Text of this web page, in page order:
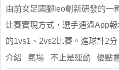
由前女足國腳leo創新研發的一
比賽實現方式，選手通過App
的1vs1、2vs2比賽。進球計2分
介紹 氣場 不止是運動 優點